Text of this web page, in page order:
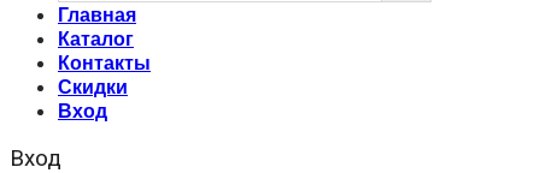
Главная
Каталог
Контакты
Скидки
Вход
Вход